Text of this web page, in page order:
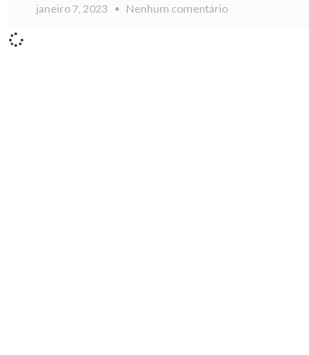
janeiro 7, 2023 Nenhum comentário